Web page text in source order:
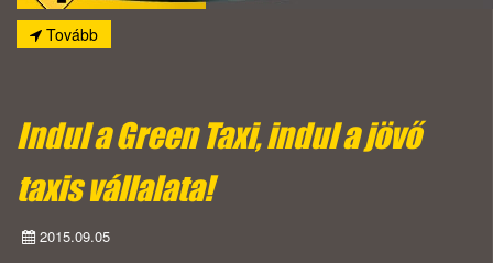
Tovább
Indul a Green Taxi, indul a jövő
taxis vállalata!
2015.09.05